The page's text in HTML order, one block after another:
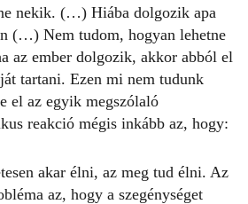
nekik. (…) Hiába dolgozik apa
(…) Nem tudom, hogyan lehetne
az ember dolgozik, akkor abból el
tartani. Ezen mi nem tudunk
el az egyik megszólaló
reakció mégis inkább az, hogy:
akar élni, az meg tud élni. Az
az, hogy a szegénységet